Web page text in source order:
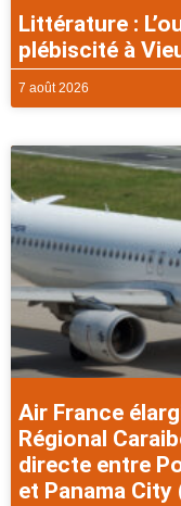
Littérature :
plébiscité à
7 août 2026
Air France
Régional
directe entre
et Panama City